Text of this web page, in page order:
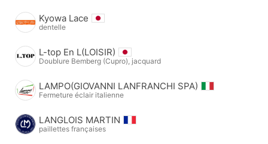
Kyowa Lace
dentelle
L-top En L(LOISIR)
Doublure Bemberg (Cupro), jacquard
LAMPO(GIOVANNI LANFRANCHI SPA)
Fermeture éclair italienne
LANGLOIS MARTIN
paillettes françaises